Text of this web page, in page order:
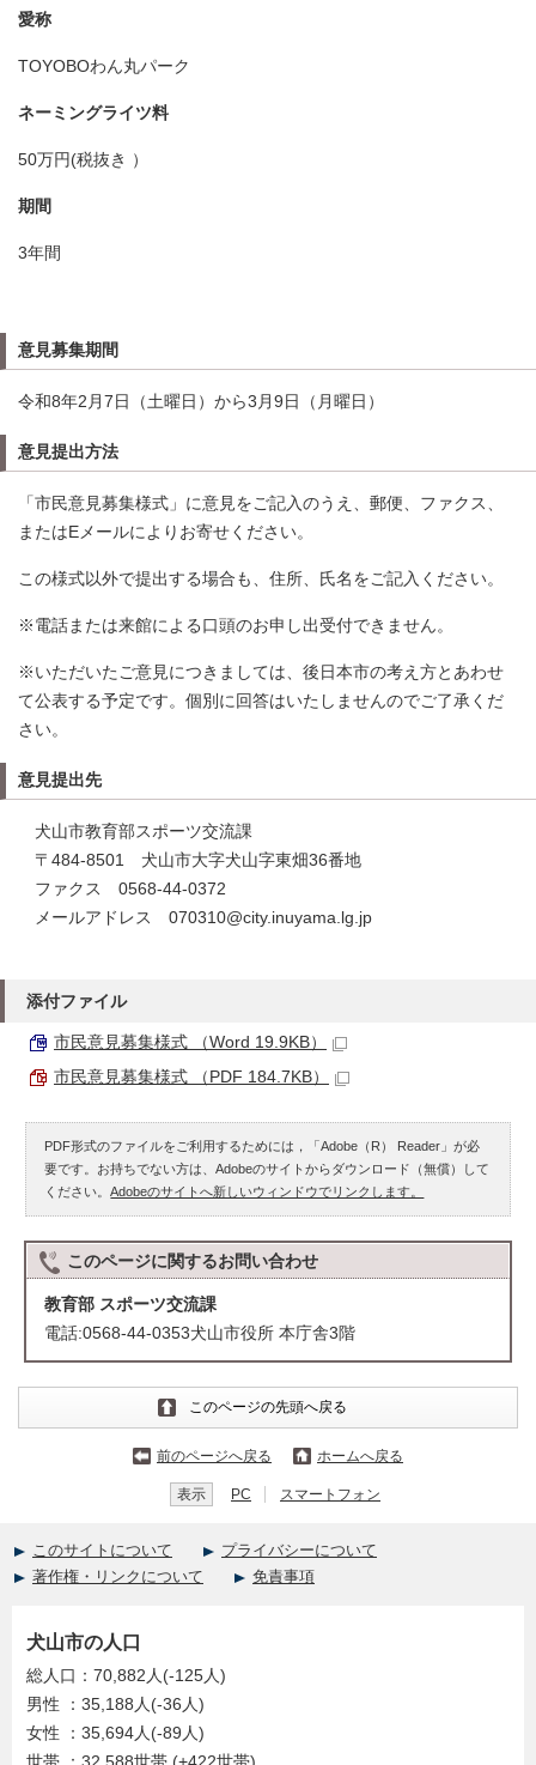
愛称
TOYOBOわん丸パーク
ネーミングライツ料
50万円(税抜き ）
期間
3年間
意見募集期間
令和8年2月7日（土曜日）から3月9日（月曜日）
意見提出方法
「市民意見募集様式」に意見をご記入のうえ、郵便、ファクス、
またはEメールによりお寄せください。
この様式以外で提出する場合も、住所、氏名をご記入ください。
※電話または来館による口頭のお申し出受付できません。
※いただいたご意見につきましては、後日本市の考え方とあわせ
て公表する予定です。個別に回答はいたしませんのでご了承くだ
さい。
意見提出先
犬山市教育部スポーツ交流課
〒484-8501 犬山市大字犬山字東畑36番地
ファクス 0568-44-0372
メールアドレス 070310@city.inuyama.lg.jp
添付ファイル
市民意見募集様式 （Word 19.9KB）
市民意見募集様式 （PDF 184.7KB）
PDF形式のファイルをご利用するためには，「Adobe（R） Reader」が必
要です。お持ちでない方は、Adobeのサイトからダウンロード（無償）して
ください。Adobeのサイトへ新しいウィンドウでリンクします。
このページに関するお問い合わせ
教育部 スポーツ交流課
電話:0568-44-0353犬山市役所 本庁舎3階
このページの先頭へ戻る
前のページへ戻る ホームへ戻る
表示 PC スマートフォン
このサイトについて
プライバシーについて
著作権・リンクについて
免責事項
犬山市の人口
総人口：70,882人(-125人)
男性 ：35,188人(-36人)
女性 ：35,694人(-89人)